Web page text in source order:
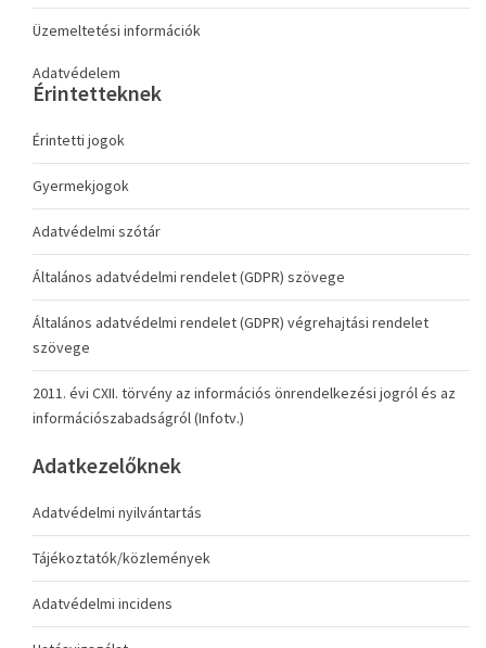
Üzemeltetési információk
Adatvédelem
Érintetteknek
Érintetti jogok
Gyermekjogok
Adatvédelmi szótár
Általános adatvédelmi rendelet (GDPR) szövege
Általános adatvédelmi rendelet (GDPR) végrehajtási rendelet
szövege
2011. évi CXII. törvény az információs önrendelkezési jogról és az
információszabadságról (Infotv.)
Adatkezelőknek
Adatvédelmi nyilvántartás
Tájékoztatók/közlemények
Adatvédelmi incidens